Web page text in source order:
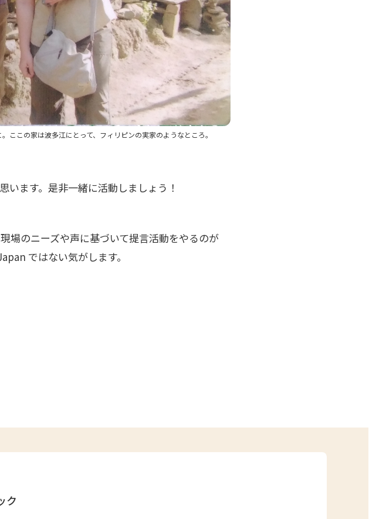
この家は波多江にとって、フィリピンの実家のようなところ。
ます。是非一緒に活動しましょう！
場のニーズや声に基づいて提言活動をやるのが
ではない気がします。
ク